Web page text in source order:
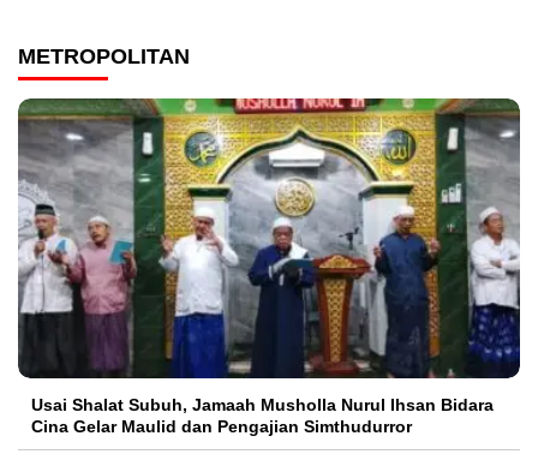
METROPOLITAN
Usai Shalat Subuh, Jamaah Musholla Nurul Ihsan Bidara
Cina Gelar Maulid dan Pengajian Simthudurror